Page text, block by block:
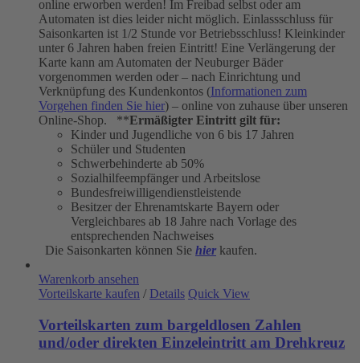
online erworben werden! Im Freibad selbst oder am
Automaten ist dies leider nicht möglich. Einlassschluss für
Saisonkarten ist 1/2 Stunde vor Betriebsschluss! Kleinkinder
unter 6 Jahren haben freien Eintritt! Eine Verlängerung der
Karte kann am Automaten der Neuburger Bäder
vorgenommen werden oder – nach Einrichtung und
Verknüpfung des Kundenkontos (Informationen zum
Vorgehen finden Sie hier) – online von zuhause über unseren
Online-Shop. **Ermäßigter Eintritt gilt für:
Kinder und Jugendliche von 6 bis 17 Jahren
Schüler und Studenten
Schwerbehinderte ab 50%
Sozialhilfeempfänger und Arbeitslose
Bundesfreiwilligendienstleistende
Besitzer der Ehrenamtskarte Bayern oder
Vergleichbares ab 18 Jahre nach Vorlage des
entsprechenden Nachweises
Die Saisonkarten können Sie hier kaufen.
Warenkorb ansehen
Vorteilskarte kaufen / Details Quick View
Vorteilskarten zum bargeldlosen Zahlen
und/oder direkten Einzeleintritt am Drehkreuz